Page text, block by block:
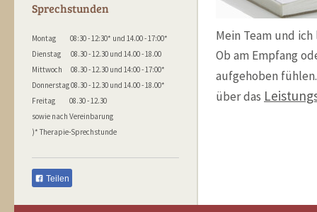
Sprechstunden
Montag 08:30 - 12:30* und 14.00 - 17:00*
Dienstag 08.30 - 12.30 und 14.00 - 18.00
Mittwoch 08.30 - 12.30 und 14:00 - 17:00*
Donnerstag 08.30 - 12.30 und 14.00 - 18.00*
Freitag 08.30 - 12.30
sowie nach Vereinbarung
)* Therapie-Sprechstunde
Teilen
Mein Team und
Ob am Empfang
aufgehoben
über das